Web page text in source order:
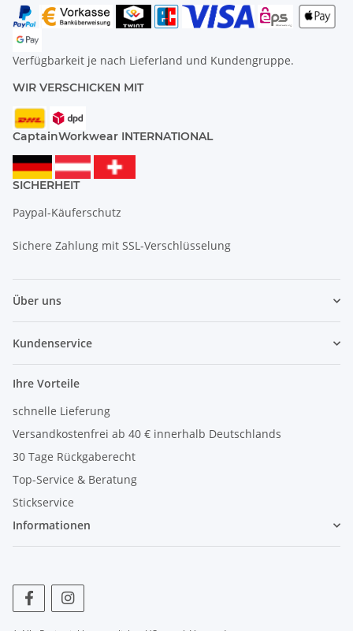
Verfügbarkeit je nach Lieferland und Kundengruppe.
WIR VERSCHICKEN MIT
CaptainWorkwear INTERNATIONAL
SICHERHEIT
Paypal-Käuferschutz
Sichere Zahlung mit SSL-Verschlüsselung
Über uns
Kundenservice
Ihre Vorteile
schnelle Lieferung
Versandkostenfrei ab 40 € innerhalb Deutschlands
30 Tage Rückgaberecht
Top-Service & Beratung
Stickservice
Informationen